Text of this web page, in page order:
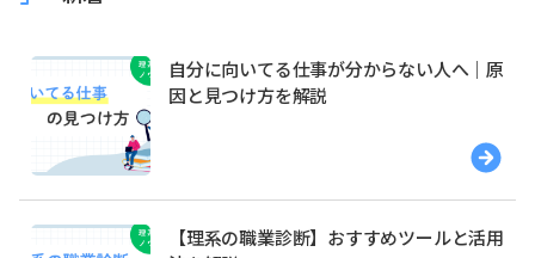
自分に向いてる仕事が分からない人へ｜原
因と見つけ方を解説
【理系の職業診断】おすすめツールと活用